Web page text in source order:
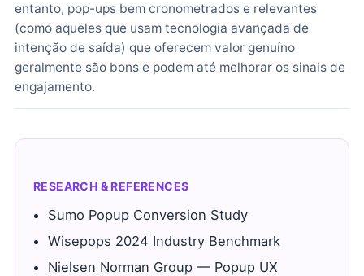
entanto, pop-ups bem cronometrados e relevantes
(como aqueles que usam tecnologia avançada de
intenção de saída) que oferecem valor genuíno
geralmente são bons e podem até melhorar os sinais de
engajamento.
RESEARCH & REFERENCES
Sumo Popup Conversion Study
Wisepops 2024 Industry Benchmark
Nielsen Norman Group — Popup UX